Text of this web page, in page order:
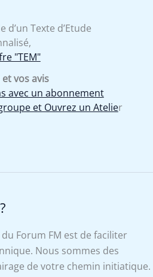
Texte d’Etude
"TEM"
vos avis
avec un abonnement
et Ouvrez un Atelier
Forum FM est de faciliter
Nous sommes des
de votre chemin initiatique.